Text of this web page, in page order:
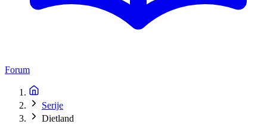
Forum
Serije
Dietland